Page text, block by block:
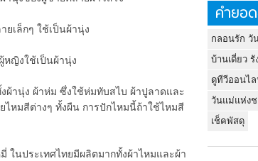
ยเล็กๆ ใช้เป็นผ้านุ่ง
หญิงใช้เป็นผ้านุ่ง
ผ้านุ่ง ผ้าห่ม ซึ่งใช้ห่มทับสไบ ผ้าปูลาดและ
หมสีต่างๆ ทั้งผืน การปักไหมนี้ถ้าใช้ไหมสี
ในประเทศไทยมีผลิตมากทั้งผ้าไหมและผ้า
คำยอ
กลอนรัก วั
บ้านเดี่ยว รั
ดูทีวีออนไ
วันแม่แห่ง
เช็คพัสดุ